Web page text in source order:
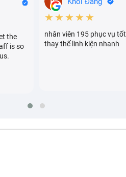
the
is so
★★★★★
nhân viên 195 phục vụ tốt
thay thế linh kiện nhanh